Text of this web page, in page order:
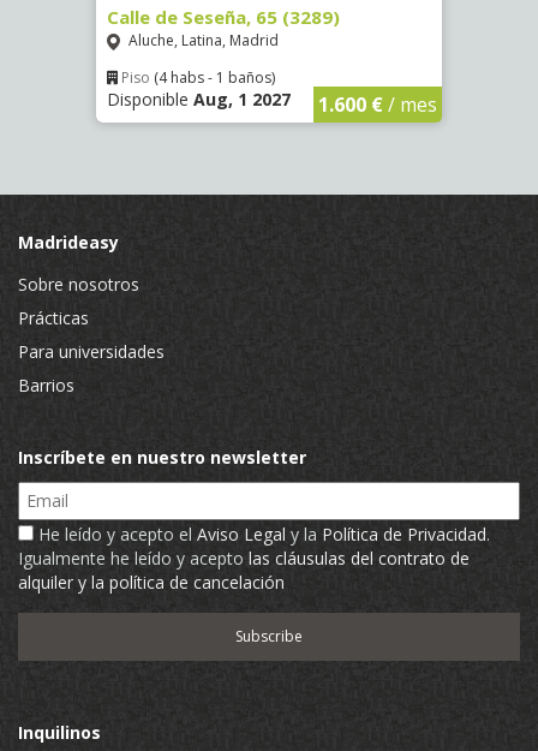
Calle de Seseña, 65 (3289)
Aluche, Latina, Madrid
Piso (4 habs - 1 baños)
Disponible Aug, 1 2027 1.600 €/ mes
Madrideasy
Sobre nosotros
Prácticas
Para universidades
Barrios
Inscríbete en nuestro newsletter
Email
He leído y acepto el Aviso Legal y la Política de Privacidad.
Igualmente he leído y acepto las cláusulas del contrato de
alquiler y la política de cancelación
Inquilinos